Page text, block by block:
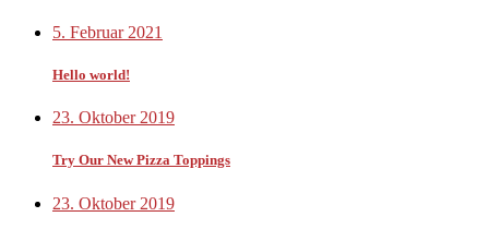
5. Februar 2021
Hello world!
23. Oktober 2019
Try Our New Pizza Toppings
23. Oktober 2019